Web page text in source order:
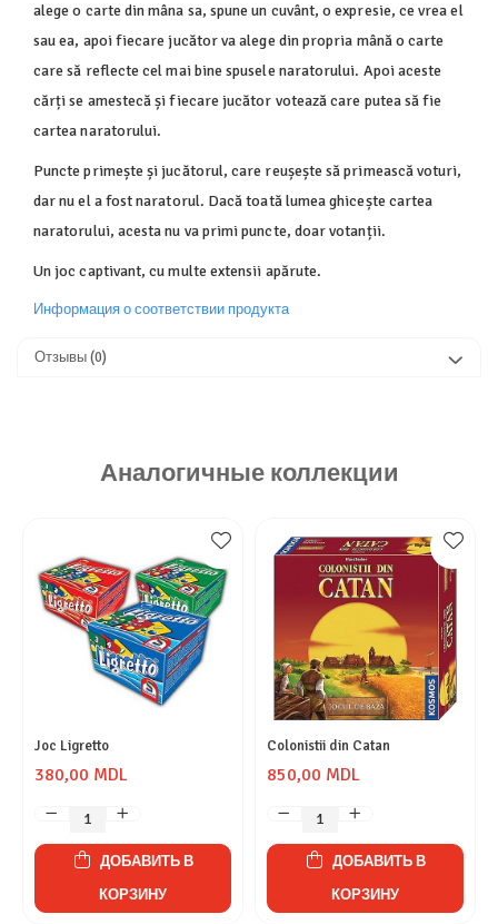
alege o carte din mâna sa, spune un cuvânt, o expresie, ce vrea el
sau ea, apoi fiecare jucător va alege din propria mână o carte
care să reflecte cel mai bine spusele naratorului. Apoi aceste
cărți se amestecă și fiecare jucător votează care putea să fie
cartea naratorului.
Puncte primește și jucătorul, care reușește să primească voturi,
dar nu el a fost naratorul. Dacă toată lumea ghicește cartea
naratorului, acesta nu va primi puncte, doar votanții.
Un joc captivant, cu multe extensii apărute.
Информация о соответствии продукта
Отзывы(0)
Аналогичные коллекции
Joc Ligretto
380,00 MDL
ДОБАВИТЬ В
КОРЗИНУ
Colonistii din Catan
850,00 MDL
ДОБАВИТЬ В
КОРЗИНУ